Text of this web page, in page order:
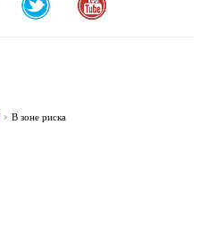
В зоне риска